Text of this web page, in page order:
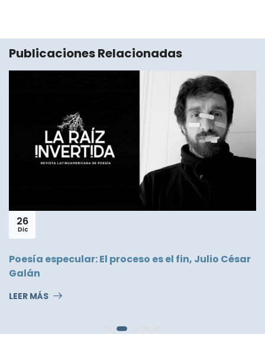
Publicaciones Relacionadas
26
Dic
Poesía especular: El proceso es el fin, Julio César
Galán
LEER MÁS